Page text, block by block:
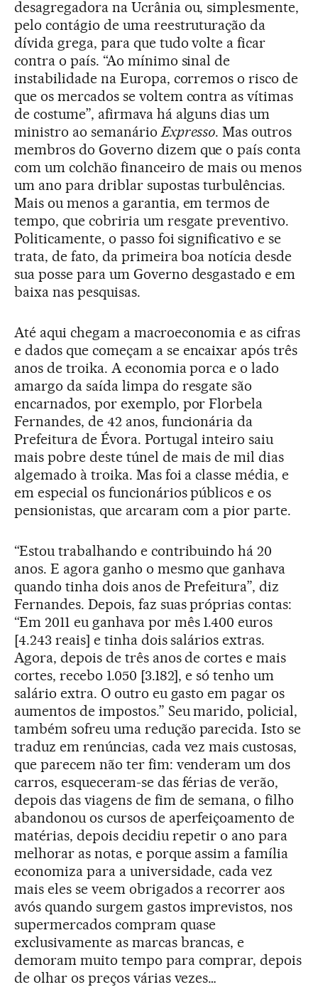
desagregadora na Ucrânia ou, simplesmente,
pelo contágio de uma reestruturação da
dívida grega, para que tudo volte a ficar
contra o país. “Ao mínimo sinal de
instabilidade na Europa, corremos o risco de
que os mercados se voltem contra as vítimas
de costume”, afirmava há alguns dias um
ministro ao semanário Expresso. Mas outros
membros do Governo dizem que o país conta
com um colchão financeiro de mais ou menos
um ano para driblar supostas turbulências.
Mais ou menos a garantia, em termos de
tempo, que cobriria um resgate preventivo.
Politicamente, o passo foi significativo e se
trata, de fato, da primeira boa notícia desde
sua posse para um Governo desgastado e em
baixa nas pesquisas.
Até aqui chegam a macroeconomia e as cifras
e dados que começam a se encaixar após três
anos de troika. A economia porca e o lado
amargo da saída limpa do resgate são
encarnados, por exemplo, por Florbela
Fernandes, de 42 anos, funcionária da
Prefeitura de Évora. Portugal inteiro saiu
mais pobre deste túnel de mais de mil dias
algemado à troika. Mas foi a classe média, e
em especial os funcionários públicos e os
pensionistas, que arcaram com a pior parte.
“Estou trabalhando e contribuindo há 20
anos. E agora ganho o mesmo que ganhava
quando tinha dois anos de Prefeitura”, diz
Fernandes. Depois, faz suas próprias contas:
“Em 2011 eu ganhava por mês 1.400 euros
[4.243 reais] e tinha dois salários extras.
Agora, depois de três anos de cortes e mais
cortes, recebo 1.050 [3.182], e só tenho um
salário extra. O outro eu gasto em pagar os
aumentos de impostos.” Seu marido, policial,
também sofreu uma redução parecida. Isto se
traduz em renúncias, cada vez mais custosas,
que parecem não ter fim: venderam um dos
carros, esqueceram-se das férias de verão,
depois das viagens de fim de semana, o filho
abandonou os cursos de aperfeiçoamento de
matérias, depois decidiu repetir o ano para
melhorar as notas, e porque assim a família
economiza para a universidade, cada vez
mais eles se veem obrigados a recorrer aos
avós quando surgem gastos imprevistos, nos
supermercados compram quase
exclusivamente as marcas brancas, e
demoram muito tempo para comprar, depois
de olhar os preços várias vezes…